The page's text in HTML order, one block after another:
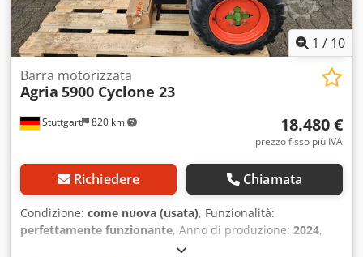
1 / 10
Stuttgart 820 km
Barra motorizzata
Agria 5900 Cyclone 23
18.480 €
prezzo fisso più IVA
Richiedere Chiamata
Condizione: come nuova (usata), Funzionalità:
perfettamente funzionante, Anno di produzione: 2024,
, potenza: